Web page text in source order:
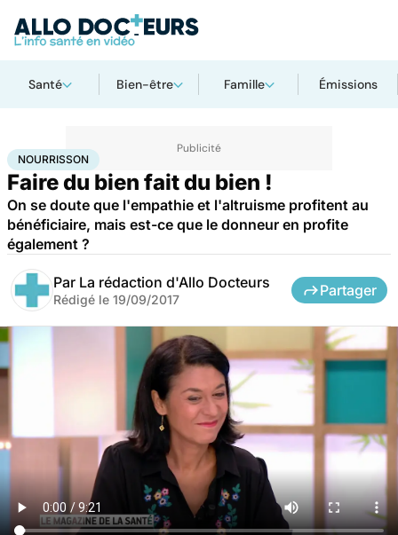
Santé Bien-être Famille Émissions
AccueilBien-êtrePsycho Nourrisson
NOURRISSON
Faire du bien fait du bien !
On se doute que l'empathie et l'altruisme profitent au
bénéficiaire, mais est-ce que le donneur en profite
également ?
Par La rédaction d'Allo Docteurs
Rédigé le 19/09/2017
Partager